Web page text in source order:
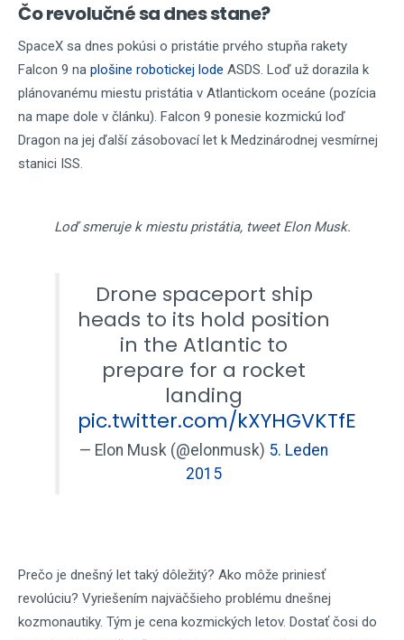
Čo revolučné sa dnes stane?
SpaceX sa dnes pokúsi o pristátie prvého stupňa rakety
Falcon 9 na plošine robotickej lode ASDS. Loď už dorazila k
plánovanému miestu pristátia v Atlantickom oceáne (pozícia
na mape dole v článku). Falcon 9 ponesie kozmickú loď
Dragon na jej ďalší zásobovací let k Medzinárodnej vesmírnej
stanici ISS.
Loď smeruje k miestu pristátia, tweet Elon Musk.
Drone spaceport ship
heads to its hold position
in the Atlantic to
prepare for a rocket
landing
pic.twitter.com/kXYHGVKTfE
— Elon Musk (@elonmusk) 5. Leden
2015
Prečo je dnešný let taký dôležitý? Ako môže priniesť
revolúciu? Vyriešením najväčšieho problému dnešnej
kozmonautiky. Tým je cena kozmických letov. Dostať čosi do